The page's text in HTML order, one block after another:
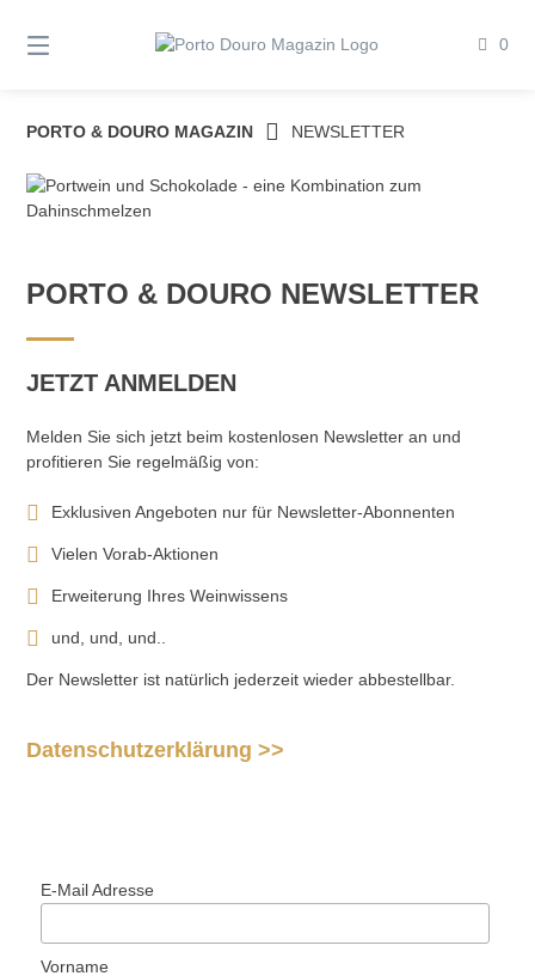
zum
Inhalt
0
PORTO & DOURO MAGAZIN NEWSLETTER
PORTO & DOURO NEWSLETTER
JETZT ANMELDEN
Melden Sie sich jetzt beim kostenlosen Newsletter an und
profitieren Sie regelmäßig von:
Exklusiven Angeboten nur für Newsletter-Abonnenten
Vielen Vorab-Aktionen
Erweiterung Ihres Weinwissens
und, und, und..
Der Newsletter ist natürlich jederzeit wieder abbestellbar.
Datenschutzerklärung >>
E-Mail Adresse
Vorname